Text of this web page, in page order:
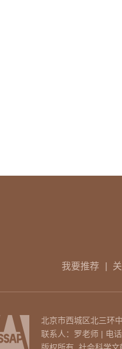
我要推荐
北京市西城区北三环
联系人：罗老师 | 电
版权所有 社会科学文